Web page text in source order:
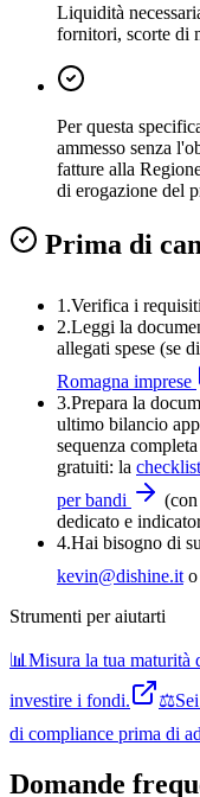
Liquidità
fornitori, scorte di
Per questa
ammesso senza
fatture alla
di erogazione del
Prima di
1.Verifica i
2.Leggi la
allegati spese (se
Romagna imprese
3.Prepara la
ultimo bilancio
sequenza
gratuiti: la
per bandi
dedicato e
4.Hai bisogno di
kevin@dishine.it
Strumenti per aiutarti
📊Misura la tua maturità
investire i fondi.
⚖️
di compliance prima di
Domande